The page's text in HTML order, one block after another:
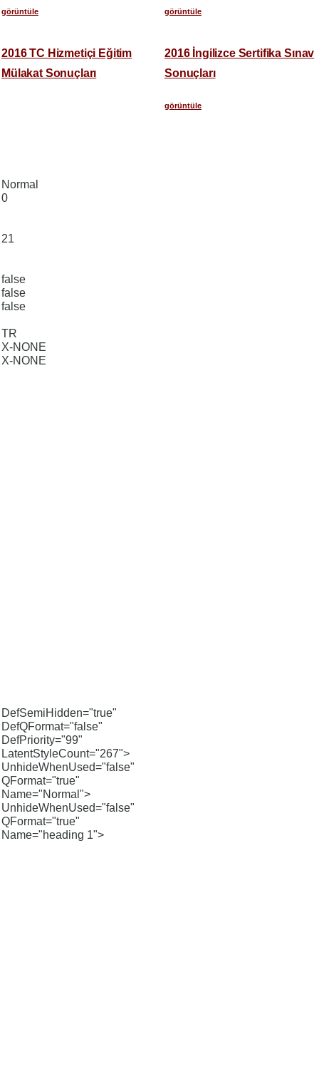
görüntüle görüntüle
2016 TC Hizmetiçi Eğitim
Mülakat Sonuçları
Normal
0
21
false
false
false
TR
X-NONE
X-NONE
DefSemiHidden="true"
DefQFormat="false"
DefPriority="99"
LatentStyleCount="267">
UnhideWhenUsed="false"
QFormat="true"
Name="Normal">
UnhideWhenUsed="false"
QFormat="true"
Name="heading 1">
2016 İngilizce Sertifika Sınav
Sonuçları
görüntüle